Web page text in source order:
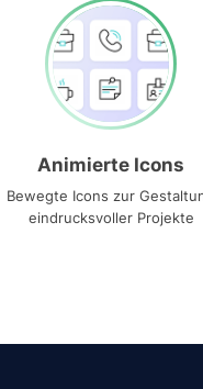
Animierte Icons
Bewegte Icons zur
eindrucksvoller Projekte